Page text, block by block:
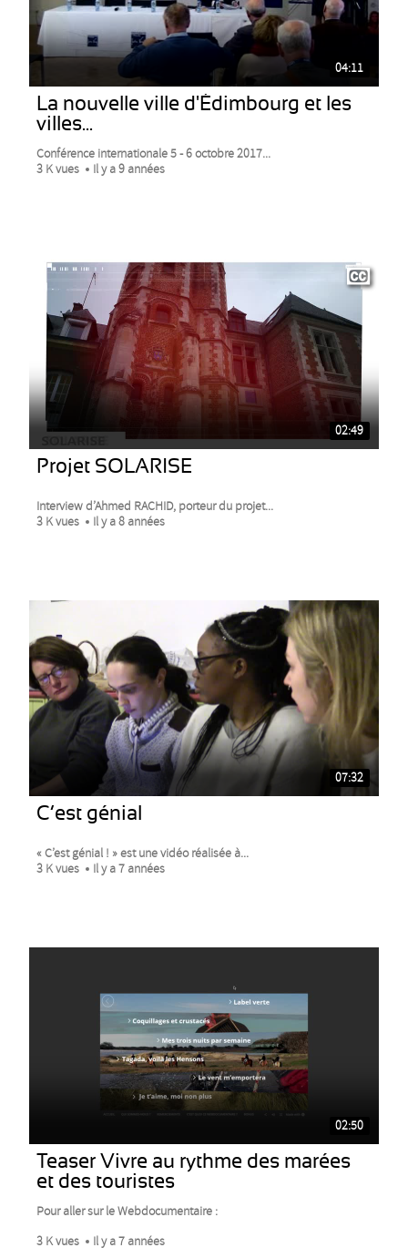
04:11
La nouvelle ville d'Édimbourg et les
villes...
Conférence internationale 5 - 6 octobre 2017...
3 K vues
Il y a 9 années
02:49
Projet SOLARISE
Interview d’Ahmed RACHID, porteur du projet...
3 K vues
Il y a 8 années
07:32
C’est génial
« C’est génial ! » est une vidéo réalisée à...
3 K vues
Il y a 7 années
02:50
Teaser Vivre au rythme des marées
et des touristes
Pour aller sur le Webdocumentaire :
3 K vues
Il y a 7 années